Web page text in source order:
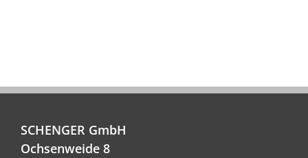
SCHENGER GmbH
Ochsenweide 8